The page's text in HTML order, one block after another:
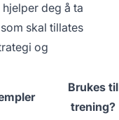
deg å ta
skal tillates
og
Brukes til
trening?